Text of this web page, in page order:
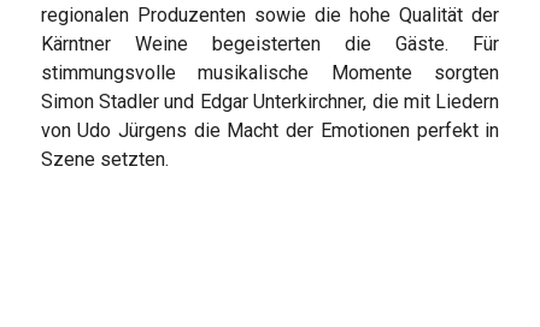
regionalen Produzenten sowie die hohe Qualität der
Kärntner Weine begeisterten die Gäste. Für
stimmungsvolle musikalische Momente sorgten
Simon Stadler und Edgar Unterkirchner, die mit Liedern
von Udo Jürgens die Macht der Emotionen perfekt in
Szene setzten.